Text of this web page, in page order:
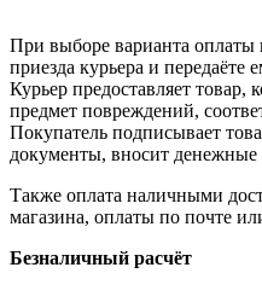
При выборе варианта
приезда курьера и передаёте
Курьер предоставляет
предмет повреждений,
Покупатель подписывает
документы, вносит денежные
Также оплата наличными
магазина, оплаты по почте
Безналичный расчёт